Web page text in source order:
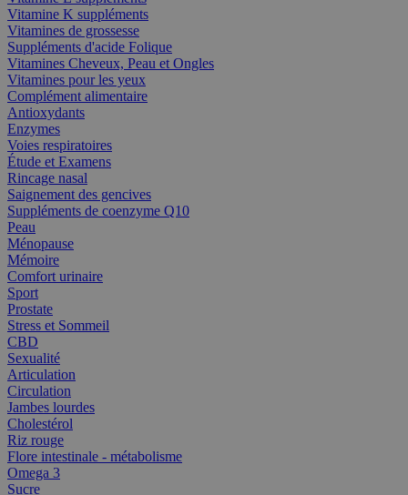
Vitamine K suppléments
Vitamines de grossesse
Suppléments d'acide Folique
Vitamines Cheveux, Peau et Ongles
Vitamines pour les yeux
Complément alimentaire
Antioxydants
Enzymes
Voies respiratoires
Étude et Examens
Rincage nasal
Saignement des gencives
Suppléments de coenzyme Q10
Peau
Ménopause
Mémoire
Comfort urinaire
Sport
Prostate
Stress et Sommeil
CBD
Sexualité
Articulation
Circulation
Jambes lourdes
Cholestérol
Riz rouge
Flore intestinale - métabolisme
Omega 3
Sucre